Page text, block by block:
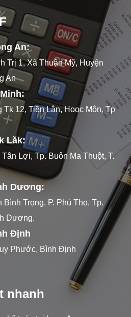
An:
Trị 1, Xã Thuận Mỹ, Huyện
An
12, Tiền Lân, Hooc Môn, Tp
Lăk:
Lợi, Tp. Buôn Ma Thuột, T.
Dương:
Trọng, P. Phú Thọ, Tp.
Dương.
Định
Phước, Bình Định
nhanh